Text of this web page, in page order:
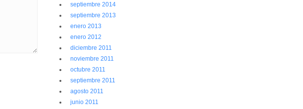
septiembre 2014
septiembre 2013
enero 2013
enero 2012
diciembre 2011
noviembre 2011
octubre 2011
septiembre 2011
agosto 2011
junio 2011